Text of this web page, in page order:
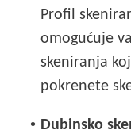
Profil
omogućuje
skeniranja
pokrenete
• Dubinsko